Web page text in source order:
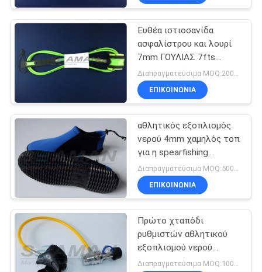
Ευθέα ιστιοσανίδα
ασφαλίστρου και λουρί
7mm ΓΟΥΛΙΑΣ 7fts
αθλητικός εξοπλισμός
νερού για τον ενήλικο
Διαπραγματεύσιμα MOQ:200pcs κάθε χρώμα
ΕΠΙΚΟΙΝΩΝΙΑ
αθλητικός εξοπλισμός
νερού 4mm χαμηλός τοπ
για η spearfishing
κολύμβηση με
αναπνευστήρα
ΕΠΙΚΟΙΝΩΝΙΑ
Πρώτο χταπόδι
ρυθμιστών αθλητικού
εξοπλισμού νερού
δεύτερων σταδίων για